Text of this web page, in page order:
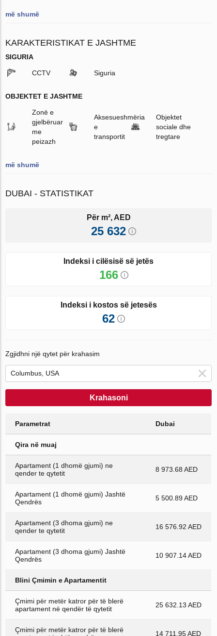
më shumë
KARAKTERISTIKAT E JASHTME
SIGURIA
CCTV Siguria
OBJEKTET E JASHTME
Zonë e
gjelbëruar
me
peizazh
Aksesueshmëria
e
transportit
Objektet
sociale dhe
tregtare
më shumë
DUBAI - STATISTIKAT
Për m², AED
25 632
Indeksi i cilësisë së jetës
166
Indeksi i kostos së jetesës
62
Zgjidhni një qytet për krahasim
Krahasoni
Parametrat Dubai
Qira në muaj
Apartament (1 dhomë gjumi) ne
qender te qytetit
8 973.68 AED
Apartament (1 dhomë gjumi) Jashtë
Qendrës
5 500.89 AED
Apartament (3 dhoma gjumi) ne
qender te qytetit
16 576.92 AED
Apartament (3 dhoma gjumi) Jashtë
Qendrës
10 907.14 AED
Blini Çmimin e Apartamentit
Çmimi për metër katror për të blerë
apartament në qendër të qytetit
25 632.13 AED
Çmimi për metër katror për të blerë
14 711.95 AED